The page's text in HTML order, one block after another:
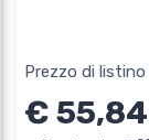
Prezzo di listino
€ 55,84